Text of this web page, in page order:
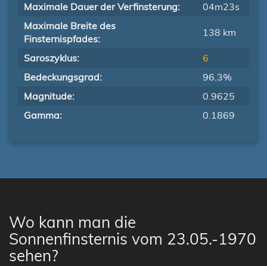
Maximale Dauer der Verfinsterung:
04m23s
Maximale Breite des
Finsternispfades:
138 km
Saroszyklus:
6
Bedeckungsgrad:
96.3%
Magnitude:
0.9625
Gamma:
0.1869
Wo kann man die
Sonnenfinsternis vom 23.05.-1970
sehen?